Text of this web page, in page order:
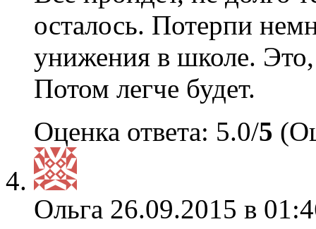
осталось. Потерпи
унижения в школе. Это,
Потом легче будет.
Оценка ответа: 5.0/5
Ольга 26.09.2015 в